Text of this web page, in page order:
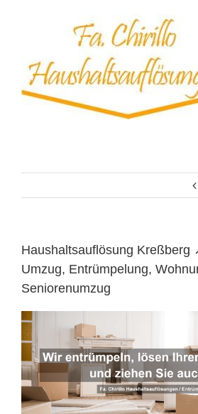
Haushaltsauflösung
Umzug, Entrümpelung,
Seniorenumzug